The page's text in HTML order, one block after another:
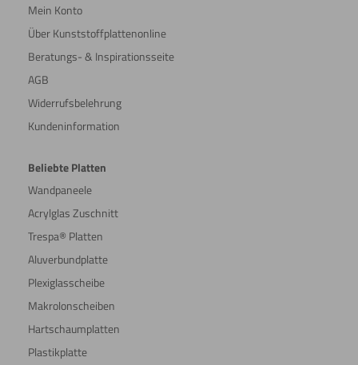
Mein Konto
Über Kunststoffplattenonline
Beratungs- & Inspirationsseite
AGB
Widerrufsbelehrung
Kundeninformation
Beliebte Platten
Wandpaneele
Acrylglas Zuschnitt
Trespa® Platten
Aluverbundplatte
Plexiglasscheibe
Makrolonscheiben
Hartschaumplatten
Plastikplatte